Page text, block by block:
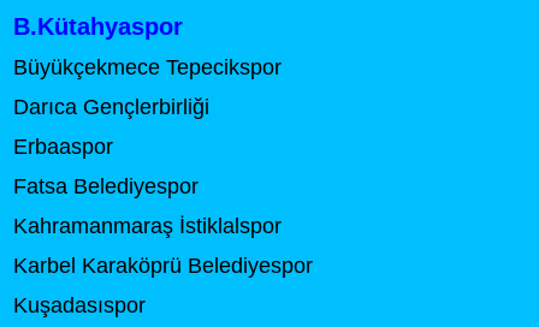
B.Kütahyaspor
Büyükçekmece Tepecikspor
Darıca Gençlerbirliği
Erbaaspor
Fatsa Belediyespor
Kahramanmaraş İstiklalspor
Karbel Karaköprü Belediyespor
Kuşadasıspor